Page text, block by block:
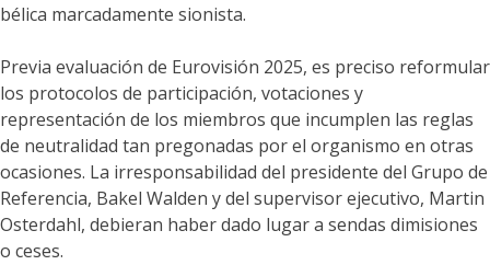
bélica marcadamente sionista.
Previa evaluación de Eurovisión 2025, es preciso reformular
los protocolos de participación, votaciones y
representación de los miembros que incumplen las reglas
de neutralidad tan pregonadas por el organismo en otras
ocasiones. La irresponsabilidad del presidente del Grupo de
Referencia, Bakel Walden y del supervisor ejecutivo, Martin
Osterdahl, debieran haber dado lugar a sendas dimisiones
o ceses.